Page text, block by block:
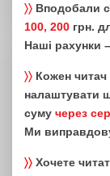
〉〉 Вподобали
100, 200 грн.
Наші рахунки –
〉〉 Кожен
налаштувати
суму через
Ми
〉〉 Хочете